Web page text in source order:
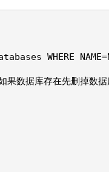
WHERE
数据库存在先删掉数据